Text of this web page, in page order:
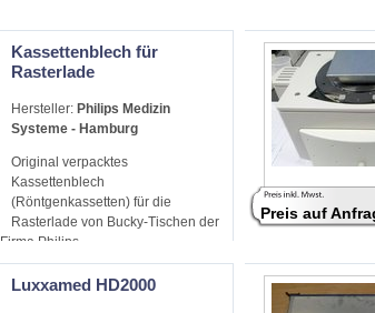
Kassettenblech für
Rasterlade
Hersteller: Philips Medizin
Systeme - Hamburg
Original verpacktes
Kassettenblech
(Röntgenkassetten) für die
Rasterlade von Bucky-Tischen der
Firma Philips
Preis auf
Luxxamed HD2000